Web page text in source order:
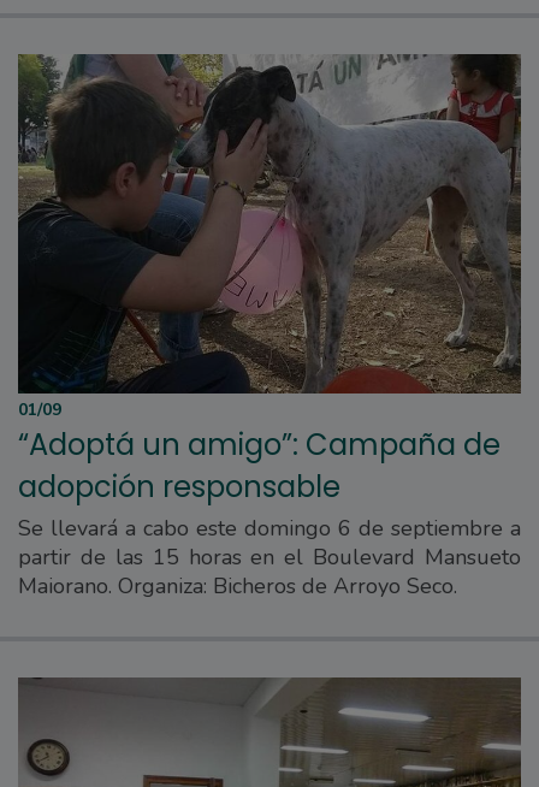
01/09
“Adoptá un amigo”: Campaña de
adopción responsable
Se llevará a cabo este domingo 6 de septiembre a
partir de las 15 horas en el Boulevard Mansueto
Maiorano. Organiza: Bicheros de Arroyo Seco.